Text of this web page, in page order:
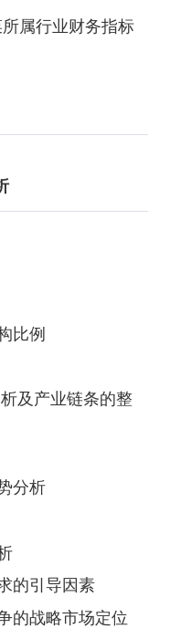
属行业财务指标
比例
及产业链条的整
分析
的引导因素
的战略市场定位